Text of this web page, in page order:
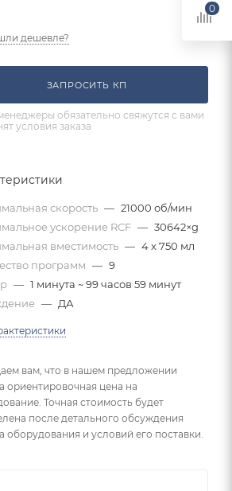
дешевле?
ЗАПРОСИТЬ КП
обязательно свяжутся с вами
условия заказа
скорость — 21000 об/мин
ускорение RCF — 30642×g
вместимость — 4 x 750 мл
программ — 9
— 1 минута ~ 99 часов 59 минут
— ДА
вам, что в нашем предложении
ориентировочная цена на
Точная стоимость будет
после детального обсуждения
оборудования и условий его поставки.
0